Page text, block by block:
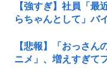
【強すぎ】社員「最
らちゃんとして」バ
【悲報】「おっさん
ニメ」、増えすぎて